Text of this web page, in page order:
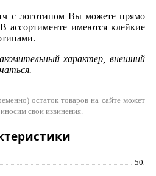
с логотипом Вы можете прямо
ассортименте имеются клейкие
характер, внешний
остаток товаров на сайте может
свои извинения.
50